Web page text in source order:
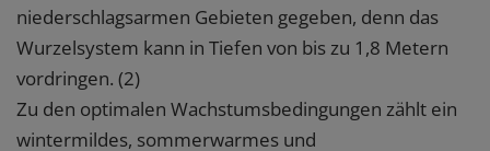
niederschlagsarmen Gebieten gegeben, denn das
Wurzelsystem kann in Tiefen von bis zu 1,8 Metern
vordringen. (2)
Zu den optimalen Wachstumsbedingungen zählt ein
wintermildes, sommerwarmes und